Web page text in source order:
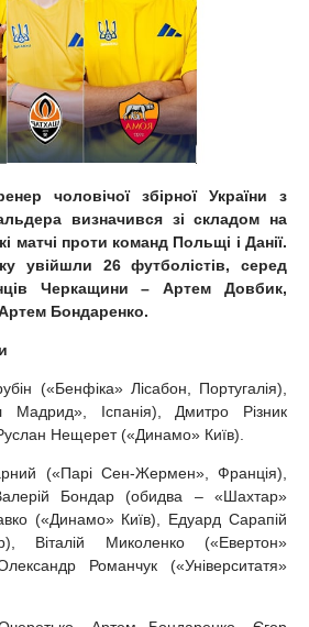
чоловічої збірної України з
визначився зі складом на
матчі проти команд Польщі і Данії.
увійшли 26 футболістів, серед
Черкащини – Артем Довбик,
Бондаренко.
(«Бенфіка» Лісабон, Португалія),
Мадрид», Іспанія), Дмитро Різник
Нещерет («Динамо» Київ).
(«Парі Сен-Жермен», Франція),
Бондар (обидва – «Шахтар»
(«Динамо» Київ), Едуард Сарапій
Віталій Миколенко («Евертон»
Романчук («Університатя»